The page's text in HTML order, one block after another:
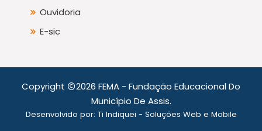
Ouvidoria
E-sic
Copyright
2026 FEMA - Fundação Educacional Do
Município De Assis.
Desenvolvido por: Ti Indiquei - Soluções Web e Mobile